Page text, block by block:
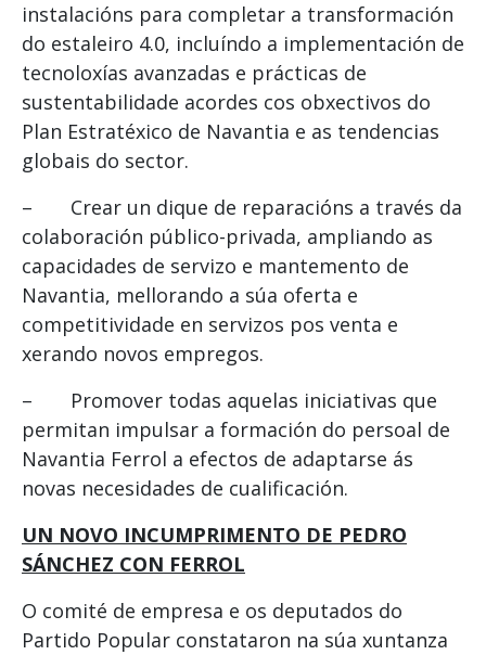
instalacións para completar a transformación
do estaleiro 4.0, incluíndo a implementación de
tecnoloxías avanzadas e prácticas de
sustentabilidade acordes cos obxectivos do
Plan Estratéxico de Navantia e as tendencias
globais do sector.
– Crear un dique de reparacións a través da
colaboración público-privada, ampliando as
capacidades de servizo e mantemento de
Navantia, mellorando a súa oferta e
competitividade en servizos pos venta e
xerando novos empregos.
– Promover todas aquelas iniciativas que
permitan impulsar a formación do persoal de
Navantia Ferrol a efectos de adaptarse ás
novas necesidades de cualificación.
UN NOVO INCUMPRIMENTO DE PEDRO
SÁNCHEZ CON FERROL
O comité de empresa e os deputados do
Partido Popular constataron na súa xuntanza